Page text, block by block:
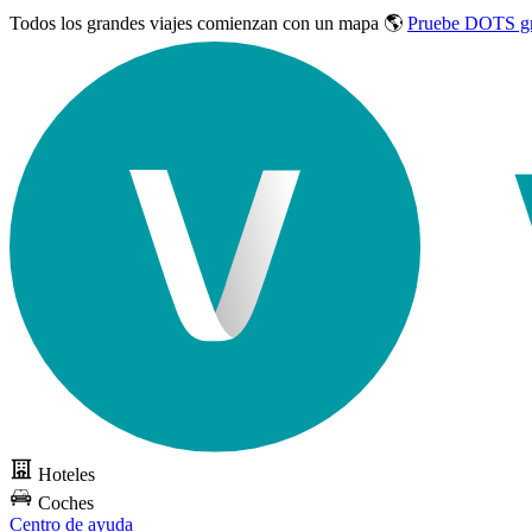
Todos los grandes viajes comienzan con un mapa 🌎 Pruebe DOTS
Hoteles
Coches
Centro de ayuda